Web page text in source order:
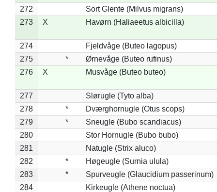
272
Sort Glente (Milvus migrans)
273
X Havørn (Haliaeetus albicilla)
274
Fjeldvåge (Buteo lagopus)
275
*
Ørnevåge (Buteo rufinus)
276
X Musvåge (Buteo buteo)
277
Slørugle (Tyto alba)
278
*
Dværghornugle (Otus scops)
279
*
Sneugle (Bubo scandiacus)
280
Stor Hornugle (Bubo bubo)
281
Natugle (Strix aluco)
282
*
Høgeugle (Surnia ulula)
283
*
Spurveugle (Glaucidium passerinum)
284
Kirkeugle (Athene noctua)